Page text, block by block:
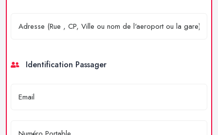
Identification Passager